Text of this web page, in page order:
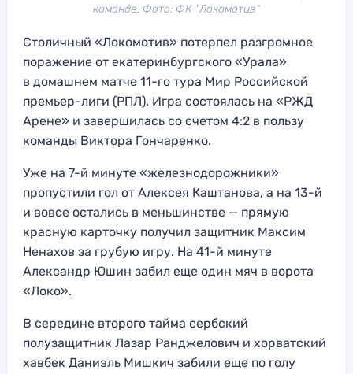
команде. Фото: ФК "Локомотив"
Столичный «Локомотив» потерпел разгромное
поражение от екатеринбургского «Урала»
в домашнем матче 11-го тура Мир Российской
премьер-лиги (РПЛ). Игра состоялась на «РЖД
Арене» и завершилась со счетом 4:2 в пользу
команды Виктора Гончаренко.
Уже на 7-й минуте «железнодорожники»
пропустили гол от Алексея Каштанова, а на 13-й
и вовсе остались в меньшинстве — прямую
красную карточку получил защитник Максим
Ненахов за грубую игру. На 41-й минуте
Александр Юшин забил еще один мяч в ворота
«Локо».
В середине второго тайма сербский
полузащитник Лазар Ранджелович и хорватский
хавбек Даниэль Мишкич забили еще по голу